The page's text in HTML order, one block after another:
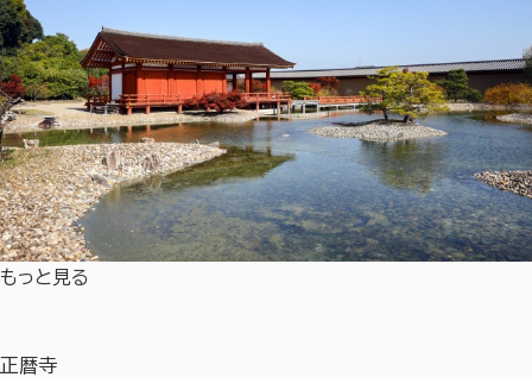
もっと見る
正暦寺